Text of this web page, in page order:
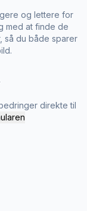
og lettere for
med at finde de
så du både sparer
direkte til